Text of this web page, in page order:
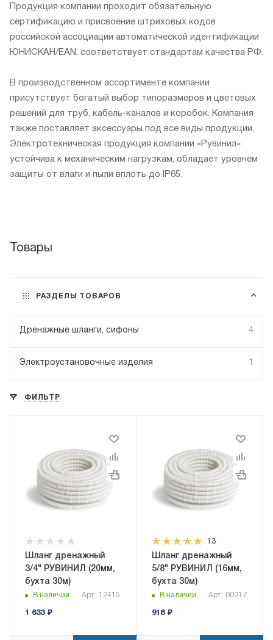
Продукция компании проходит обязательную
сертификацию и присвоение штриховых кодов
российской ассоциации автоматической идентификации
ЮНИСКАН/EAN, соответствует стандартам качества РФ.
В производственном ассортименте компании
присутствует богатый выбор типоразмеров и цветовых
решений для труб, кабель-каналов и коробок. Компания
также поставляет аксессуары под все виды продукции.
Электротехническая продукция компании «Рувинил»
устойчива к механическим нагрузкам, обладает уровнем
защиты от влаги и пыли вплоть до IP65.
Товары
РАЗДЕЛЫ ТОВАРОВ
Дренажные шланги, сифоны 4
Электроустановочные изделия 1
ФИЛЬТР
Шланг дренажный
3/4" РУВИНИЛ (20мм,
бухта 30м)
В наличии Арт.: 12415
1 633₽
13
Шланг дренажный
5/8" РУВИНИЛ (16мм,
бухта 30м)
В наличии Арт.: 00217
918₽